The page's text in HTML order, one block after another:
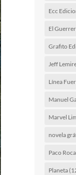
Ecc
El
Grafito
Jeff
Línea
Manuel
Marvel
novela
Paco Roca
Planeta